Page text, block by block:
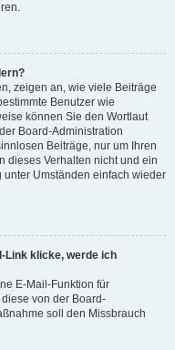
zeigen an, wie viele Beiträge
Benutzer wie
können Sie den Wortlaut
Board-Administration
Beiträge, nur um Ihren
dieses Verhalten nicht und ein
unter Umständen einfach wieder
Link klicke, werde ich
E-Mail-Funktion für
von der Board-
soll den Missbrauch